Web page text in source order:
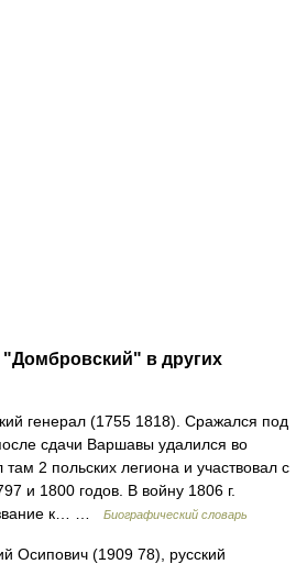
"Домбровский" в других
генерал (1755 1818). Сражался под
сдачи Варшавы удалился во
2 польских легиона и участвовал с
и 1800 годов. В войну 1806 г.
к… …
Биографический словарь
Осипович (1909 78), русский